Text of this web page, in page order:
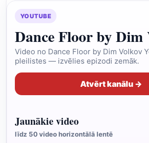
YOUTUBE
Dance Floor by Dim
Video no Dance Floor by Dim Volkov
pleilistes — izvēlies epizodi zemāk.
Atvērt kanālu →
Jaunākie video
līdz 50 video horizontālā lentē